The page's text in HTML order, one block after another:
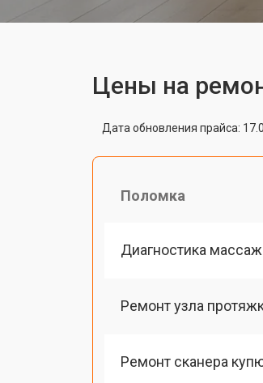
Цены на
Дата обновления прайса:
Поломка
Диагностика
Ремонт узла
Ремонт сканера